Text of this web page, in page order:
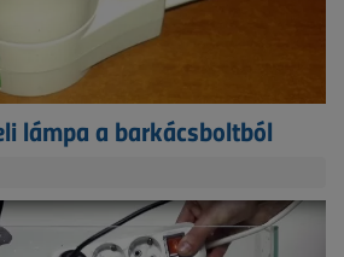
lámpa a barkácsboltból